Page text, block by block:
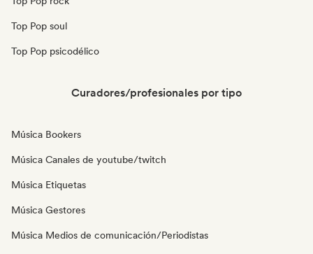
Top Pop soul
Top Pop psicodélico
Curadores/profesionales por tipo
Música Bookers
Música Canales de youtube/twitch
Música Etiquetas
Música Gestores
Música Medios de comunicación/Periodistas